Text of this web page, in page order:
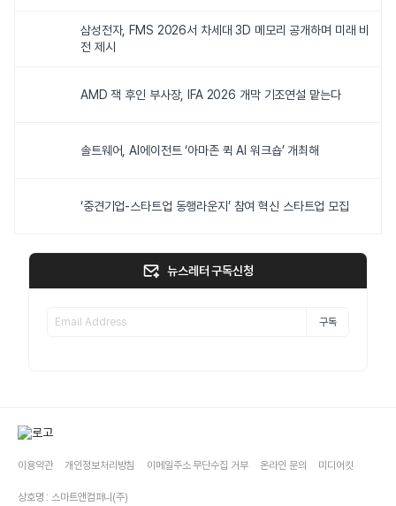
삼성전자, FMS 2026서 차세대 3D 메모리 공개하며 미래 비
전 제시
AMD 잭 후인 부사장, IFA 2026 개막 기조연설 맡는다
솔트웨어, AI에이전트 ‘아마존 퀵 AI 워크숍’ 개최해
‘중견기업-스타트업 동행라운지’ 참여 혁신 스타트업 모집
뉴스레터 구독신청
구독
이용약관 개인정보처리방침 이메일주소 무단수집 거부 온라인 문의 미디어킷
상호명 : 스마트앤컴퍼니(주)